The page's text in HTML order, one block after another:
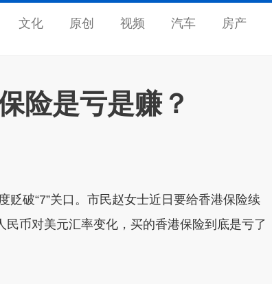
文化 原创 视频 汽车 房产
险是亏是赚？
破“7”关口。市民赵女士近日要给香港保险续
币对美元汇率变化，买的香港保险到底是亏了